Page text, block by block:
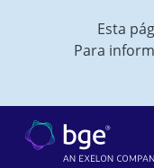
Esta
Para